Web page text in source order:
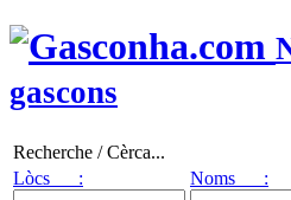
gascons
Recherche / Cèrca...
Lòcs :
Noms :